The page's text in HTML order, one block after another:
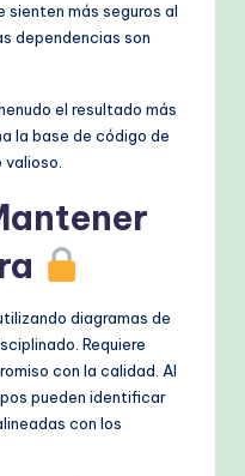
sienten más seguros al
dependencias son
el resultado más
la base de código de
diagramas de
Requiere
con la calidad. Al
pueden identificar
con los